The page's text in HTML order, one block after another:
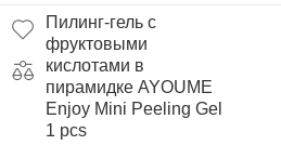
Пилинг-гель с
фруктовыми
кислотами в
пирамидке AYOUME
Enjoy Mini Peeling Gel
1 pcs